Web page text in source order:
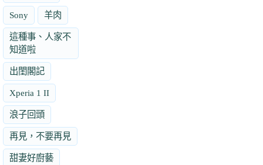
Sony 羊肉
這種事、人家不
知道啦
出閨閣記
Xperia 1 II
浪子回頭
再見，不要再見
甜妻好廚藝